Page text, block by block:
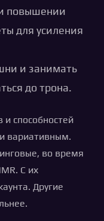
повышении
для усиления
и занимать
до трона.
способностей
вариативным.
во время
С их
Другие